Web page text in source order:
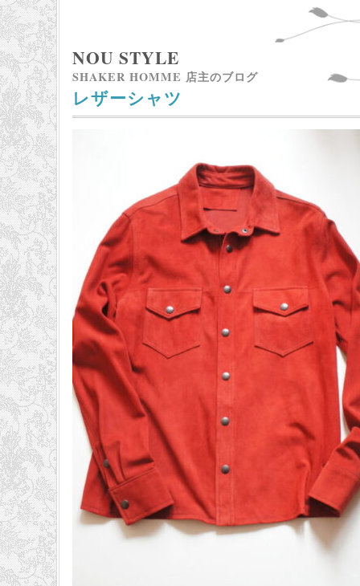
NOU STYLE
SHAKER HOMME 店主のブログ
レザーシャツ